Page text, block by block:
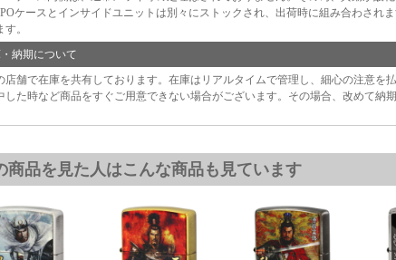
ケースとインサイドユニットは別々にストックされ、出荷時に組み合わされ
。
納期について
店舗で在庫を共有しております。在庫はリアルタイムで管理し、細心の注意を
した時など商品をすぐご用意できない場合がございます。その場合、改めて納
商品を見た人はこんな商品も見ています